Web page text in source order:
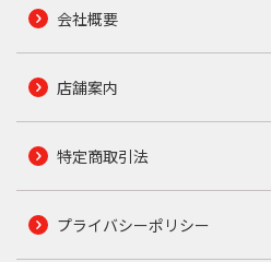
会社概要
店舗案内
特定商取引法
プライバシーポリシー